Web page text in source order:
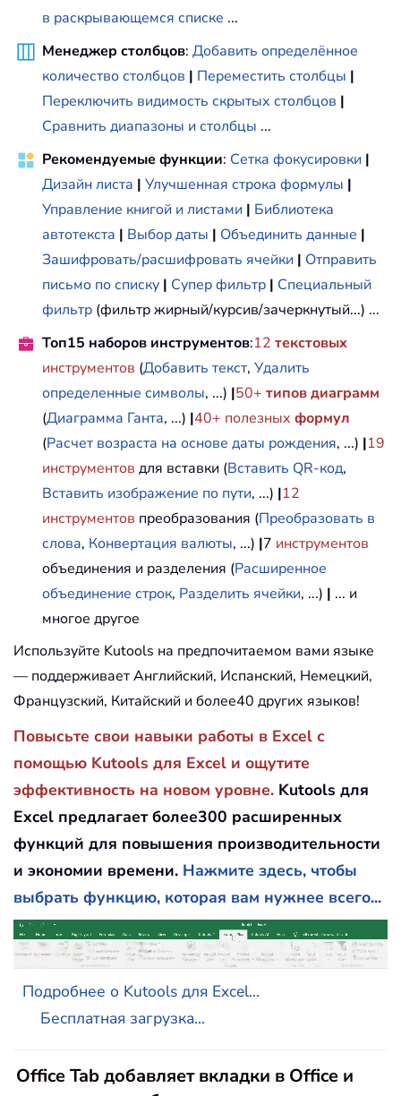
в раскрывающемся списке ...
Менеджер столбцов: Добавить определённое
количество столбцов | Переместить столбцы |
Переключить видимость скрытых столбцов |
Сравнить диапазоны и столбцы ...
Рекомендуемые функции: Сетка фокусировки |
Дизайн листа | Улучшенная строка формулы |
Управление книгой и листами | Библиотека
автотекста | Выбор даты | Объединить данные |
Зашифровать/расшифровать ячейки | Отправить
письмо по списку | Супер фильтр | Специальный
фильтр (фильтр жирный/курсив/зачеркнутый...) ...
Топ15 наборов инструментов:12 текстовых
инструментов (Добавить текст, Удалить
определенные символы, ...) |50+ типов диаграмм
(Диаграмма Ганта, ...) |40+ полезных формул
(Расчет возраста на основе даты рождения, ...) |19
инструментов для вставки (Вставить QR-код,
Вставить изображение по пути, ...) |12
инструментов преобразования (Преобразовать в
слова, Конвертация валюты, ...) |7 инструментов
объединения и разделения (Расширенное
объединение строк, Разделить ячейки, ...) | ... и
многое другое
Используйте Kutools на предпочитаемом вами языке
— поддерживает Английский, Испанский, Немецкий,
Французский, Китайский и более40 других языков!
Повысьте свои навыки работы в Excel с
помощью Kutools для Excel и ощутите
эффективность на новом уровне. Kutools для
Excel предлагает более300 расширенных
функций для повышения производительности
и экономии времени. Нажмите здесь, чтобы
выбрать функцию, которая вам нужнее всего...
Подробнее о Kutools для Excel...
Бесплатная загрузка...
Office Tab добавляет вкладки в Office и